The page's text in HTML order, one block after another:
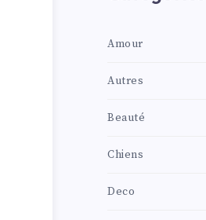
Amour
Autres
Beauté
Chiens
Deco